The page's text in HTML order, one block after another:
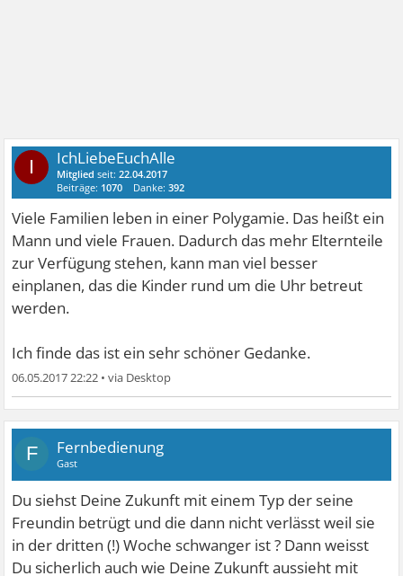
I IchLiebeEuchAlle
Mitglied seit:22.04.2017
Beiträge: 1070 Danke:392
Viele Familien leben in einer Polygamie. Das heißt ein
Mann und viele Frauen. Dadurch das mehr Elternteile
zur Verfügung stehen, kann man viel besser
einplanen, das die Kinder rund um die Uhr betreut
werden.
Ich finde das ist ein sehr schöner Gedanke.
06.05.2017 22:22 •
F Fernbedienung
Gast
Du siehst Deine Zukunft mit einem Typ der seine
Freundin betrügt und die dann nicht verlässt weil sie
in der dritten (!) Woche schwanger ist ? Dann weisst
Du sicherlich auch wie Deine Zukunft aussieht mit